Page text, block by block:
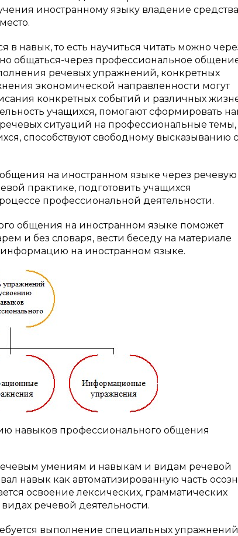
иностранному языку владение
навык, то есть научиться читать можно
общаться-через профессиональное
речевых упражнений, конкретных
экономической направленности могут
конкретных событий и различных
учащихся, помогают сформировать
ситуаций на профессиональные темы,
способствуют свободному высказыванию
на иностранном языке через речевую
практике, подготовить учащихся
профессиональной деятельности.
общения на иностранном языке поможет
и без словаря, вести беседу на материале
информацию на иностранном языке.
навыков профессионального общения
умениям и навыкам и видам речевой
навык как автоматизированную часть
освоение лексических, грамматических
речевой деятельности.
выполнение специальных упражнений